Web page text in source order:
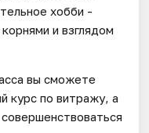
хобби -
и взглядом
вы сможете
курс по витражу, а